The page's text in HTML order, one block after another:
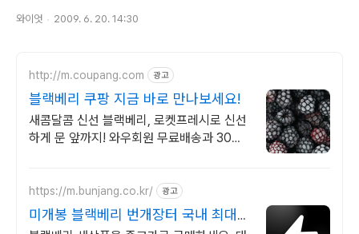
와이엇 2009. 6. 20. 14:30
http://m.coupang.com 광고
블랙베리 쿠팡 지금 바로 만나보세요!
새콤달콤 신선 블랙베리, 로켓프레시로 신선
하게 문 앞까지! 와우회원 무료배송과 30일
https://m.bunjang.co.kr/ 광고
미개봉 블랙베리 번개장터 국내 최대